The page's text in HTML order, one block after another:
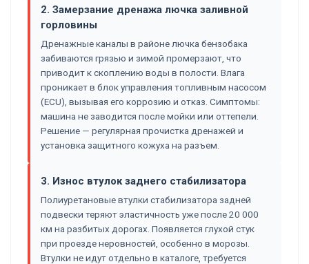
2. Замерзание дренажа лючка заливной
горловины
Дренажные каналы в районе лючка бензобака
забиваются грязью и зимой промерзают, что
приводит к скоплению воды в полости. Влага
проникает в блок управления топливным насосом
(ECU), вызывая его коррозию и отказ. Симптомы:
машина не заводится после мойки или оттепели.
Решение — регулярная прочистка дренажей и
установка защитного кожуха на разъем.
3. Износ втулок заднего стабилизатора
Полиуретановые втулки стабилизатора задней
подвески теряют эластичность уже после 20 000
км на разбитых дорогах. Появляется глухой стук
при проезде неровностей, особенно в морозы.
Втулки не идут отдельно в каталоге, требуется